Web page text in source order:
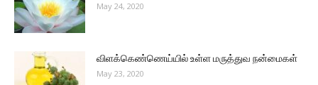
May 24, 2020
விளக்கெண்ணெய்யில் உள்ள மருத்துவ நன்மைகள்
May 23, 2020